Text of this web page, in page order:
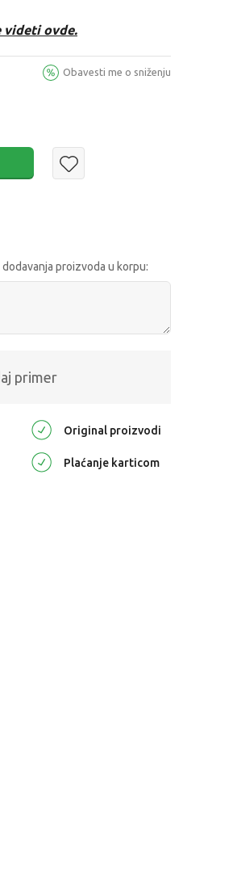
videti ovde.
Obavesti me o sniženju
proizvoda u korpu:
primer
Original proizvodi
Plaćanje karticom